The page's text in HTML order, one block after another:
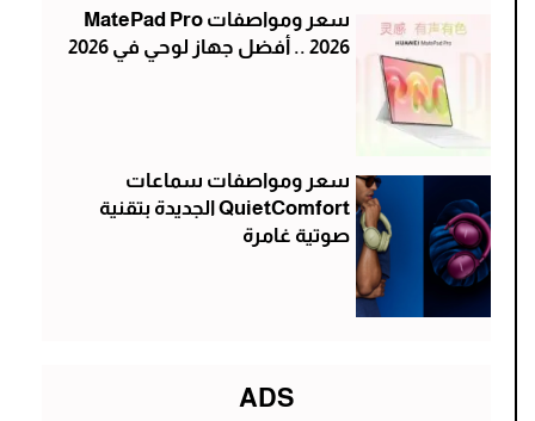
سعر ومواصفات MatePad Pro
2026 .. أفضل جهاز لوحي في 2026
سعر ومواصفات سماعات
QuietComfort الجديدة بتقنية
صوتية غامرة
ADS